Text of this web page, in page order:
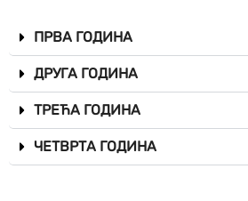
ПРВА ГОДИНА
ДРУГА ГОДИНА
ТРЕЋА ГОДИНА
ЧЕТВРТА ГОДИНА